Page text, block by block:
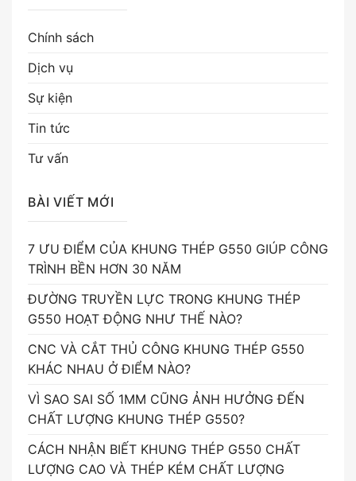
Chính sách
Dịch vụ
Sự kiện
Tin tức
Tư vấn
BÀI VIẾT MỚI
7 ƯU ĐIỂM CỦA KHUNG THÉP G550 GIÚP CÔNG
TRÌNH BỀN HƠN 30 NĂM
ĐƯỜNG TRUYỀN LỰC TRONG KHUNG THÉP
G550 HOẠT ĐỘNG NHƯ THẾ NÀO?
CNC VÀ CẮT THỦ CÔNG KHUNG THÉP G550
KHÁC NHAU Ở ĐIỂM NÀO?
VÌ SAO SAI SỐ 1MM CŨNG ẢNH HƯỞNG ĐẾN
CHẤT LƯỢNG KHUNG THÉP G550?
CÁCH NHẬN BIẾT KHUNG THÉP G550 CHẤT
LƯỢNG CAO VÀ THÉP KÉM CHẤT LƯỢNG